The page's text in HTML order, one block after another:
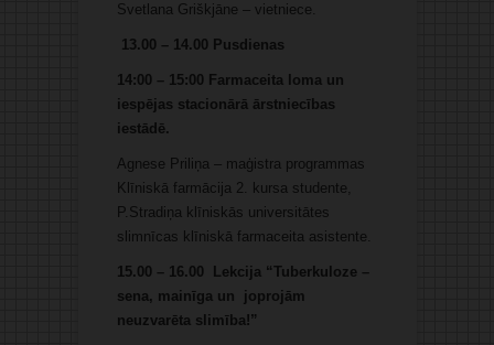
Svetlana Griškjāne – vietniece.
13.00 – 14.00 Pusdienas
14:00 – 15:00 Farmaceita loma un
iespējas stacionārā ārstniecības
iestādē.
Agnese Priliņa – maģistra programmas
Klīniskā farmācija 2. kursa studente,
P.Stradiņa klīniskās universitātes
slimnīcas klīniskā farmaceita asistente.
15.00 – 16.00 Lekcija “Tuberkuloze –
sena, mainīga un joprojām
neuzvarēta slimība!”